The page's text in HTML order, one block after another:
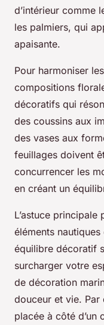
d’intérieur comme
les palmiers, qui
apaisante.
Pour harmoniser
compositions
décoratifs qui
des coussins aux
des vases aux
feuillages doivent
concurrencer les
en créant un
L’astuce
éléments
équilibre décoratif
surcharger votre
de décoration
douceur et vie. Par
placée à côté